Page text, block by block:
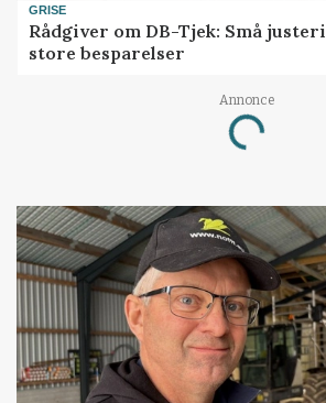
GRISE
Rådgiver om DB-Tjek: Små
store besparelser
Annonce
Loading...